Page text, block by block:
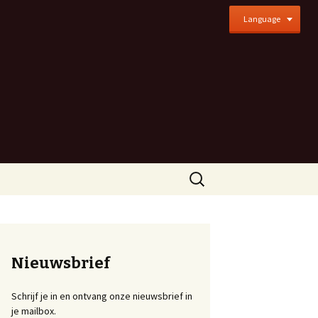
Language
Zoeken
naar:
Nieuwsbrief
Schrijf je in en ontvang onze nieuwsbrief in
je mailbox.